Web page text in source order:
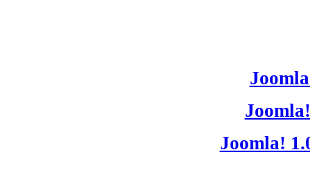
Joomla!